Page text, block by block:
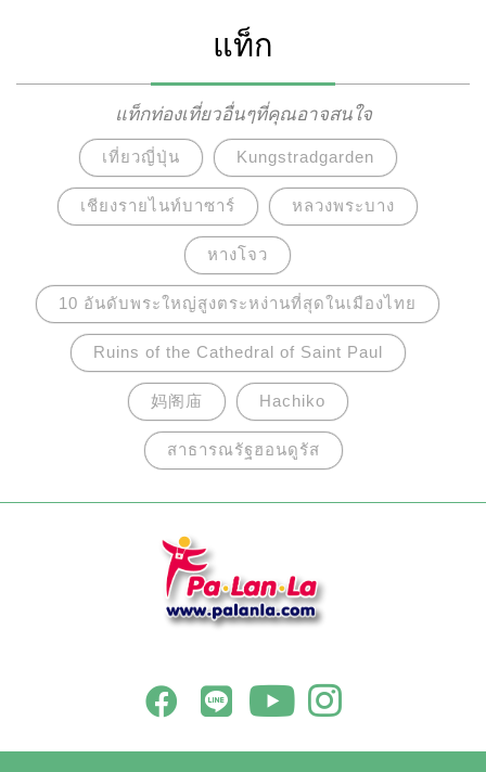
จำนวนศิลปิน 118 คนจาก 21 ประเทศ ได้ออกแบบผล
งานศิลปะลงบนชิ้นส่วนกำแพงขนาดยาว 1.3
กิโลเมตรที่เคยเป็นส่วนหนึ่งของเขตพรมแดน ให้เป็น
แกลเลอรี่กลางแจ้งที่ยาวที่สุดในโลก อนุสรณ์สถาน
ในรูปแบบแกลเลอรี่กลางแจ้งแห่งนี้เป็นทั้งสัญลักษณ์
แห่งความสุขในการสิ้นสุดการแบ่งแยกประเทศ
เยอรมนีและยังเป็นสถานที่ทางประวัติศาสตร์ให้หวน
ระลึกถึงความไร้มนุษยธรรมของระบอบการปกครอง
ของเยอรมันตะวันออกในยุคนั้น ปัจจุบันนี้ที่นี่กลาย
เป็นสถานที่ท่องเที่ยวที่ได้รับความนิยมมากที่สุดแห่ง
หนึ่งของกรุงเบอร์ลิน โดยเปิดตลอด 24 ชั่วโมงทุกวัน
และไม่เสียค่าเข้าชม
แท็ก
แท็กท่องเที่ยวอื่นๆที่คุณอาจสนใจ
เที่ยวญี่ปุ่น Kungstradgarden
เชียงรายไนท์บาซาร์ หลวงพระบาง
หางโจว
10 อันดับพระใหญ่สูงตระหง่านที่สุดในเมืองไทย
Ruins of the Cathedral of Saint Paul
妈阁庙 Hachiko
สาธารณรัฐฮอนดูรัส